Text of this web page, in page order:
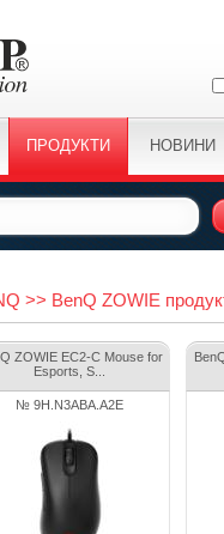
ПРОДУКТИ НОВИНИ
>> BenQ ZOWIE
ZOWIE EC2-C Mouse for
Esports, S...
№ 9H.N3ABA.A2E